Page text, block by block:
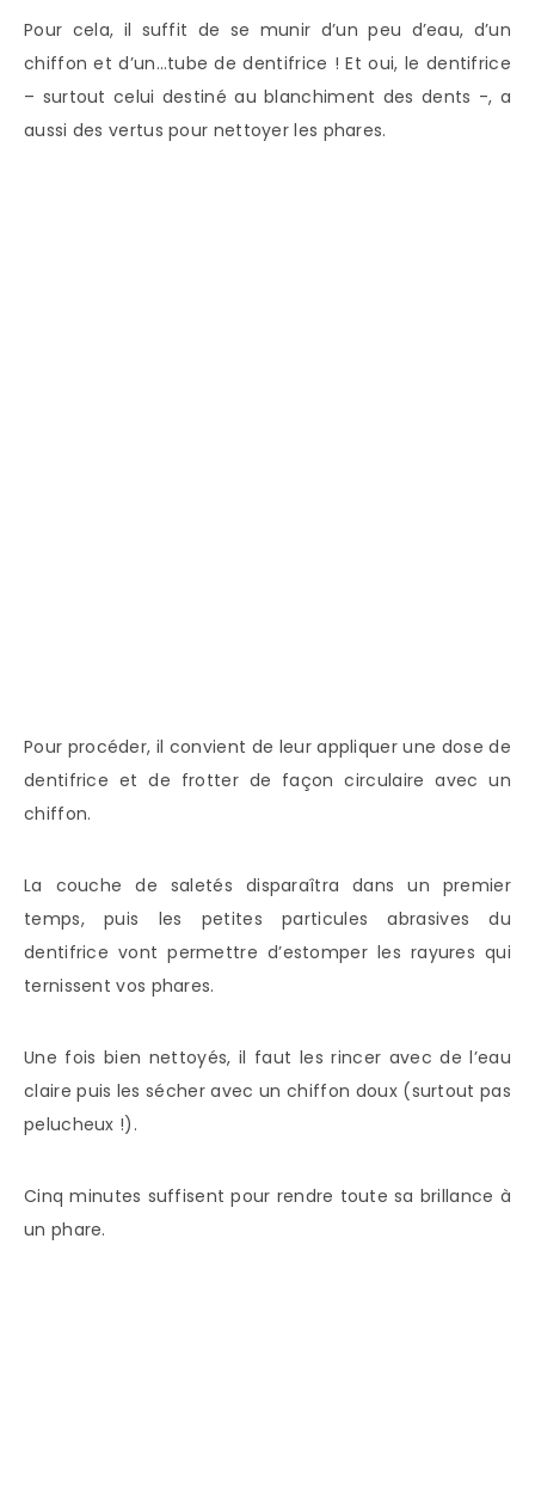
Pour cela, il suffit de se munir d’un peu d’eau, d’un
chiffon et d’un…tube de dentifrice ! Et oui, le dentifrice
– surtout celui destiné au blanchiment des dents -, a
aussi des vertus pour nettoyer les phares.
Pour procéder, il convient de leur appliquer une dose de
dentifrice et de frotter de façon circulaire avec un
chiffon.
La couche de saletés disparaîtra dans un premier
temps, puis les petites particules abrasives du
dentifrice vont permettre d’estomper les rayures qui
ternissent vos phares.
Une fois bien nettoyés, il faut les rincer avec de l’eau
claire puis les sécher avec un chiffon doux (surtout pas
pelucheux !).
Cinq minutes suffisent pour rendre toute sa brillance à
un phare.